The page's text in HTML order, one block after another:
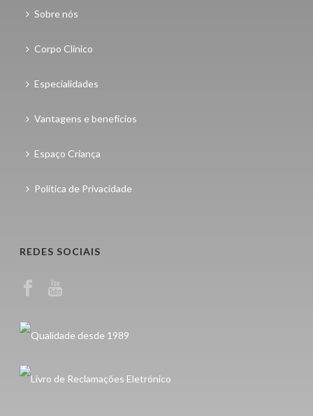
Sobre nós
Corpo Clínico
Especialidades
Vantagens e benefícios
Espaço Criança
Política de Privacidade
REDES SOCIAIS